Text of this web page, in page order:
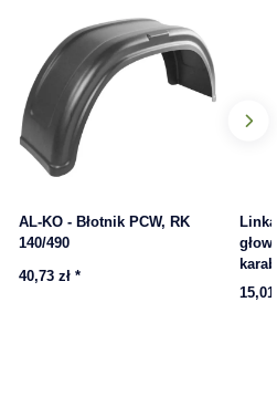
AL-KO - Błotnik PCW, RK
140/490
40,73 zł *